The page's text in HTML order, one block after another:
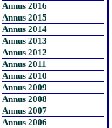
Annus 2016
Annus 2015
Annus 2014
Annus 2013
Annus 2012
Annus 2011
Annus 2010
Annus 2009
Annus 2008
Annus 2007
Annus 2006